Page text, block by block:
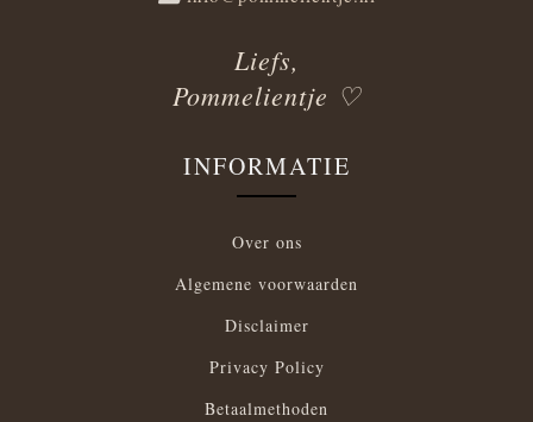
Liefs,
Pommelientje ♡
INFORMATIE
Over ons
Algemene voorwaarden
Disclaimer
Privacy Policy
Betaalmethoden